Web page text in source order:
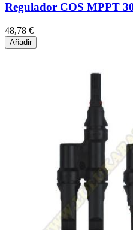
Regulador COS MPPT
48,78 €
Añadir